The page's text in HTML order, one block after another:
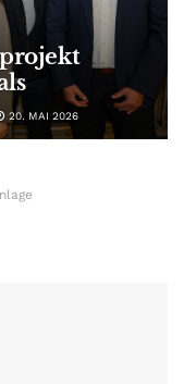
20. MAI 2026